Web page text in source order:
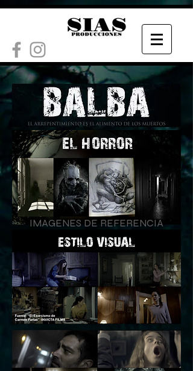
IMAGENES DE REFERENCIA